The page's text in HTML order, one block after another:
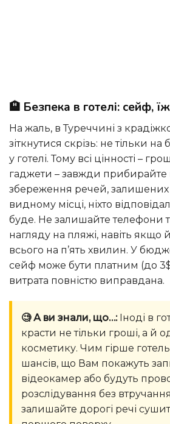
🏨 Безпека в готелі: сейф,
На жаль, в Туреччині з крадіжкою можна
зіткнутися скрізь: не тільки на
у готелі. Тому всі цінності –
гаджети – завжди прибирайте
збереження речей, залишених
видному місці, ніхто
буде. Не залишайте телефони
нагляду на пляжі, навіть якщо
всього на п’ять хвилин. У
сейф може бути платним (до
витрата повністю виправдана.
🧐 А ви знали, що…:Іноді в
красти не тільки гроші, а й
косметику. Чим гірше
шансів, що Вам покажуть
відеокамер або будуть
розслідування без
залишайте дорогі речі